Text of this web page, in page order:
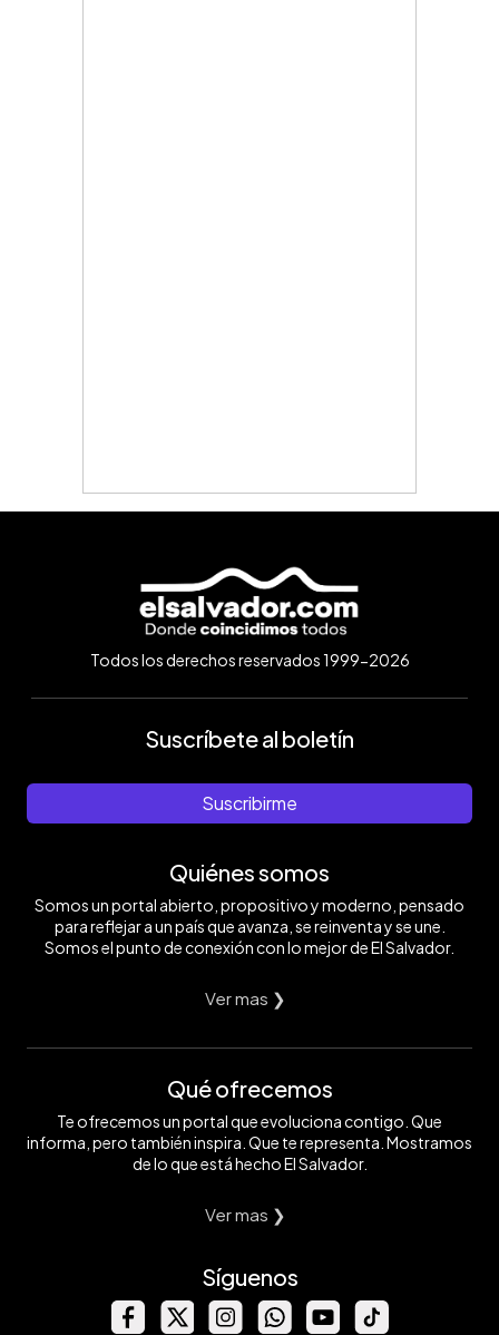
Todos los derechos reservados 1999-2026
Suscríbete al boletín
Suscribirme
Quiénes somos
Somos un portal abierto, propositivo y moderno, pensado
para reflejar a un país que avanza, se reinventa y se une.
Somos el punto de conexión con lo mejor de El Salvador.
Ver mas ❯
Qué ofrecemos
Te ofrecemos un portal que evoluciona contigo. Que
informa, pero también inspira. Que te representa. Mostramos
de lo que está hecho El Salvador.
Ver mas ❯
Síguenos